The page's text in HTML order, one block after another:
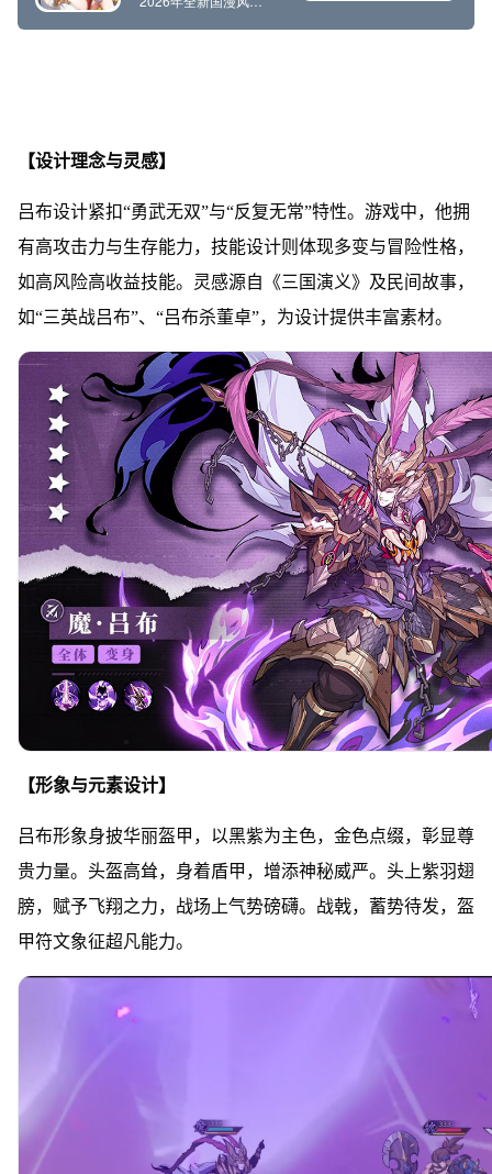
【设计理念与灵感】
吕布设计紧扣“勇武无双”与“反复无常”特性。游戏中，他拥
有高攻击力与生存能力，技能设计则体现多变与冒险性格，
如高风险高收益技能。灵感源自《三国演义》及民间故事，
如“三英战吕布”、“吕布杀董卓”，为设计提供丰富素材。
【形象与元素设计】
吕布形象身披华丽盔甲，以黑紫为主色，金色点缀，彰显尊
贵力量。头盔高耸，身着盾甲，增添神秘威严。头上紫羽翅
膀，赋予飞翔之力，战场上气势磅礴。战戟，蓄势待发，盔
甲符文象征超凡能力。